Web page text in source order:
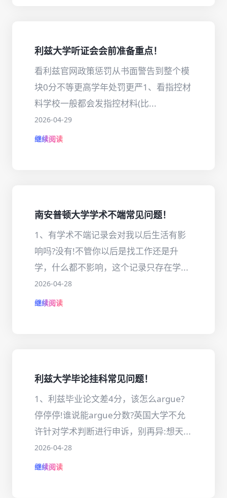
利兹大学听证会会前准备重点！
看利兹官网政策惩罚从书面警告到整个模
块0分不等更高学年处罚更严1、看指控材
料学校一般都会发指控材料(比...
2026-04-29
继续阅读
南安普顿大学学术不端常见问题！
1、有学术不端记录会对我以后生活有影
响吗?没有!不管你以后是找工作还是升
学，什么都不影响，这个记录只存在学...
2026-04-28
继续阅读
利兹大学毕论挂科常见问题！
1、利兹毕业论文差4分，该怎么argue?
停停停!谁说能argue分数?英国大学不允
许针对学术判断进行申诉，别再异:想天...
2026-04-28
继续阅读